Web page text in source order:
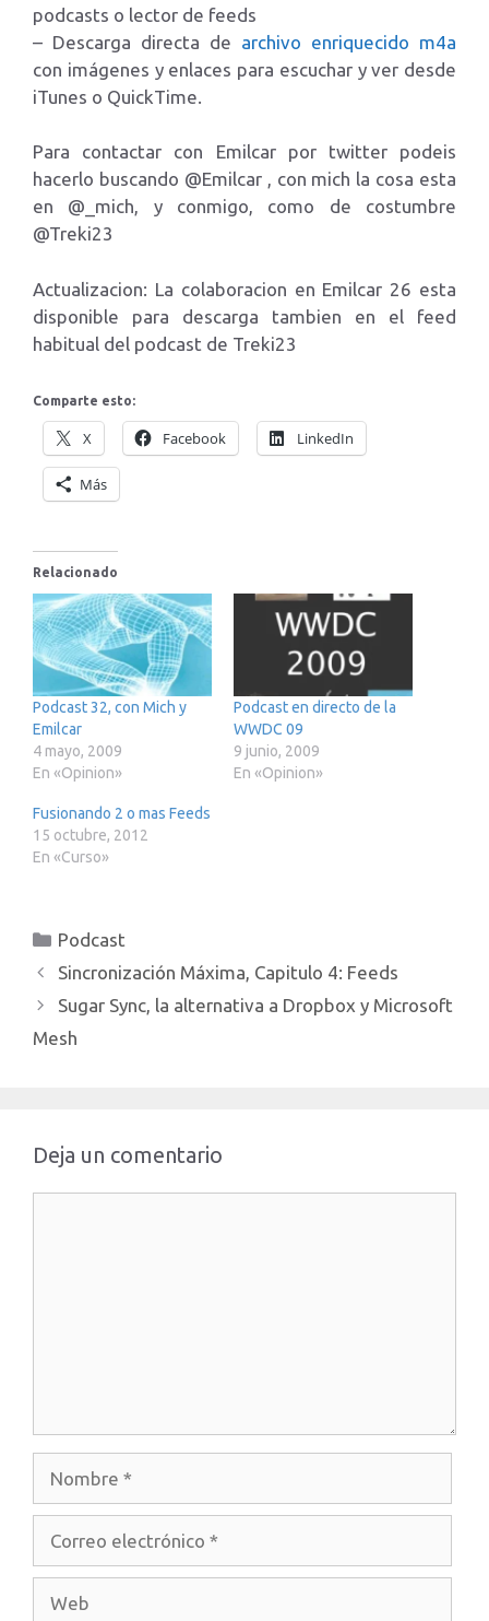
podcasts o lector de feeds
– Descarga directa de archivo enriquecido m4a
con imágenes y enlaces para escuchar y ver desde
iTunes o QuickTime.
Para contactar con Emilcar por twitter podeis
hacerlo buscando @Emilcar , con mich la cosa esta
en @_mich, y conmigo, como de costumbre
@Treki23
Actualizacion: La colaboracion en Emilcar 26 esta
disponible para descarga tambien en el feed
habitual del podcast de Treki23
Comparte esto:
X Facebook LinkedIn
Más
Relacionado
Podcast 32, con Mich y
Emilcar
4 mayo, 2009
En «Opinion»
Podcast en directo de la
WWDC 09
9 junio, 2009
En «Opinion»
Fusionando 2 o mas Feeds
15 octubre, 2012
En «Curso»
Categorías
Podcast
Sincronización Máxima, Capitulo 4: Feeds
Sugar Sync, la alternativa a Dropbox y Microsoft
Mesh
Deja un comentario
electrónico